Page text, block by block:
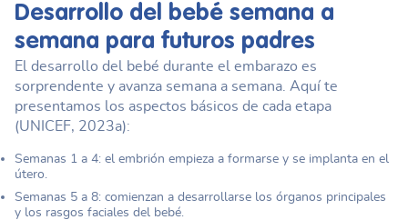
Desarrollo del bebé semana a
semana para futuros padres
El desarrollo del bebé durante el embarazo es
sorprendente y avanza semana a semana. Aquí te
presentamos los aspectos básicos de cada etapa
(UNICEF, 2023a):
Semanas 1 a 4: el embrión empieza a formarse y se implanta en el
útero.
Semanas 5 a 8: comienzan a desarrollarse los órganos principales
y los rasgos faciales del bebé.